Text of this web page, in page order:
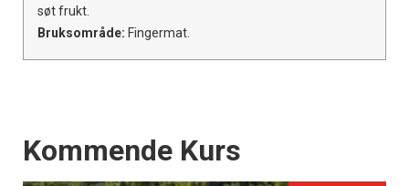
søt frukt.
Bruksområde: Fingermat.
Events
Kommende Kurs